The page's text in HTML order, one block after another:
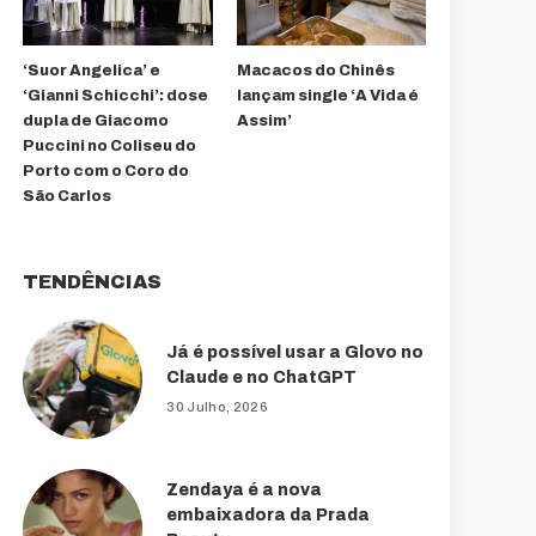
‘Suor Angelica’ e
‘Gianni Schicchi’: dose
dupla de Giacomo
Puccini no Coliseu do
Porto com o Coro do
São Carlos
Macacos do Chinês
lançam single ‘A Vida é
Assim’
TENDÊNCIAS
Já é possível usar a Glovo no
Claude e no ChatGPT
30 Julho, 2026
Zendaya é a nova
embaixadora da Prada